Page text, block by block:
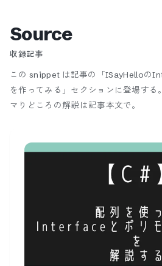
Source
収録記事
この snippet は記事の「ISayHelloの
を作ってみる」セクションに登場する。
マりどころの解説は記事本文で。